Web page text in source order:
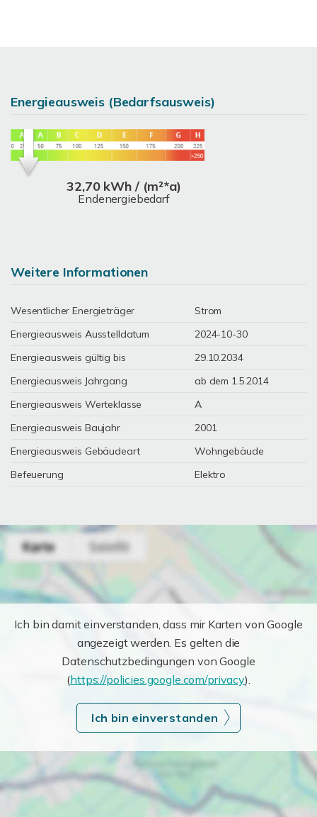
Energieausweis (Bedarfsausweis)
32,70 kWh / (m²*a)
Endenergiebedarf
Weitere Informationen
Wesentlicher Energieträger
Strom
Energieausweis Ausstelldatum
2024-10-30
Energieausweis gültig bis
29.10.2034
Energieausweis Jahrgang
ab dem 1.5.2014
Energieausweis Werteklasse
A
Energieausweis Baujahr
2001
Energieausweis Gebäudeart
Wohngebäude
Befeuerung
Elektro
Ich bin damit einverstanden, dass mir Karten von Google
angezeigt werden. Es gelten die
Datenschutzbedingungen von Google
(https://policies.google.com/privacy).
Ich bin einverstanden